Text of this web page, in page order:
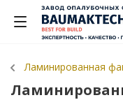
Ламинированная